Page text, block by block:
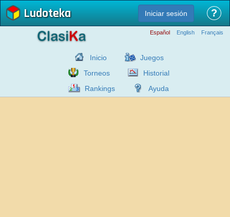
Ludoteka Iniciar sesión ?
Español English Français
Inicio
Juegos
Torneos
Historial
Rankings
Ayuda